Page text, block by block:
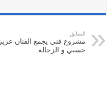
السابق
مشروع فني يجمع الفنان عزيز
حسني و الزجالة…